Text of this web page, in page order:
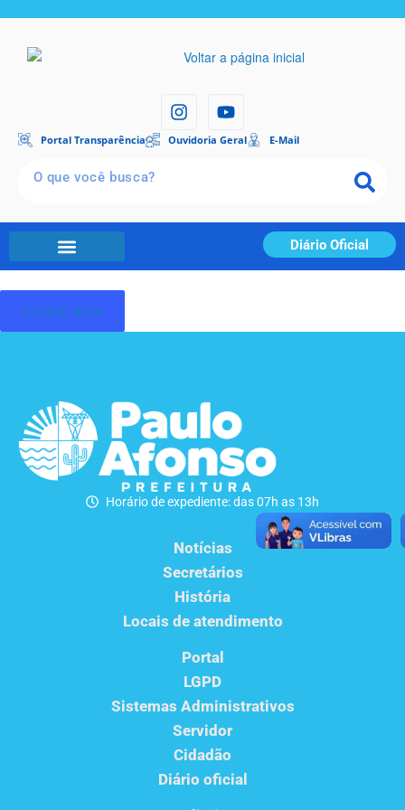
Portal Transparência Ouvidoria Geral E-Mail
Diário Oficial
CLIQUE AQUI
Horário de expediente: das 07h as 13h
Notícias
Secretários
História
Locais de atendimento
Portal
LGPD
Sistemas Administrativos
Servidor
Cidadão
Diário oficial